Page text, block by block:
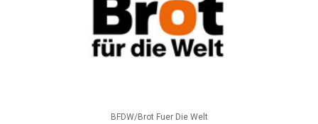
BFDW/Brot Fuer Die Welt